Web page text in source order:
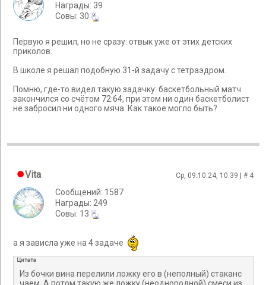
Награды: 39
Cовы: 30
Первую я решил, но не сразу: отвык уже от этих детских
приколов.
В школе я решал подобную 31-й задачу с тетраэдром.
Помню, где-то видел такую задачку: баскетбольный матч
закончился со счётом 72:64, при этом ни один баскетболист
не забросил ни одного мяча. Как такое могло быть?
Vita Ср, 09.10.24, 10:39 | # 4
Сообщений: 1587
Награды: 249
Cовы: 13
а я зависла уже на 4 задаче
Цитата
Из бочки вина перелили ложку его в (неполный) стаканс